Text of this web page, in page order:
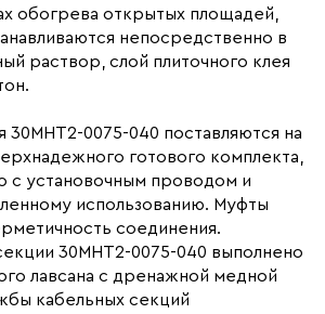
Архитектурный обогрев,
Промышленный обогрев
Секции 30МНТ
ССТ Premium
Термопластичный
изгиба (мм) 35
обогрева открытых площадей,
непосредственно в
раствор, слой плиточного клея
30МНТ2-0075-040 поставляются на
готового комплекта,
с установочным проводом и
использованию. Муфты
соединения.
30МНТ2-0075-040 выполнено
лавсана с дренажной медной
кабельных секций